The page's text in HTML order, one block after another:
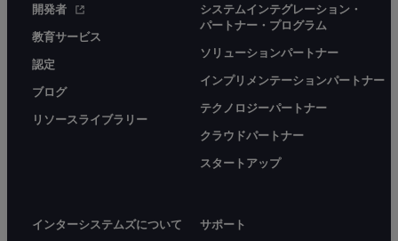
開発者
教育サービス
認定
ブログ
リソースライブラリー
システムインテグレーション・
パートナー・プログラム
ソリューションパートナー
インプリメンテーションパートナー
テクノロジーパートナー
クラウドパートナー
スタートアップ
インターシステムズについて サポート